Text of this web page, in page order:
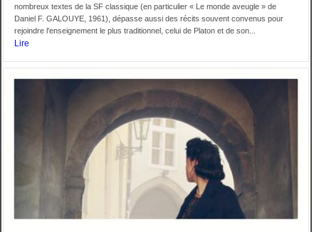
nombreux textes de la SF classique (en particulier « Le monde aveugle » de
Daniel F. GALOUYE, 1961), dépasse aussi des récits souvent convenus pour
rejoindre l'enseignement le plus traditionnel, celui de Platon et de son...
Lire